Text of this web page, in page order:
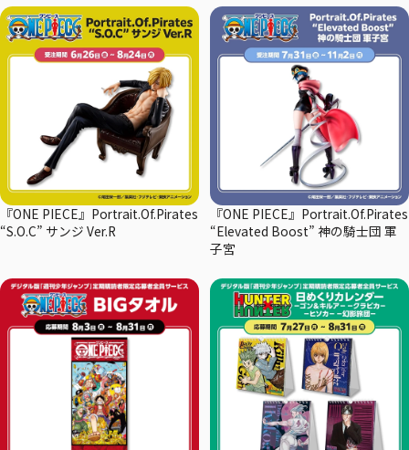
『ONE PIECE』Portrait.Of.Pirates
“S.O.C” サンジ Ver.R
『ONE PIECE』Portrait.Of.Pirates
“Elevated Boost” 神の騎士団 軍
子宮